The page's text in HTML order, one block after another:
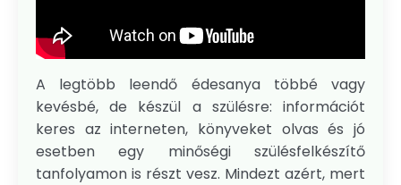
A legtöbb leendő édesanya többé vagy
kevésbé, de készül a szülésre: információt
keres az interneten, könyveket olvas és jó
esetben egy minőségi szülésfelkészítő
tanfolyamon is részt vesz. Mindezt azért, mert